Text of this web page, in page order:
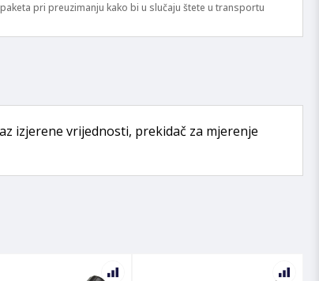
pri preuzimanju kako bi u slučaju štete u transportu
izjerene vrijednosti, prekidač za mjerenje